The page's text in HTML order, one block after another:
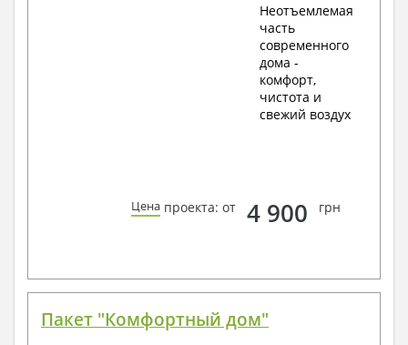
Неотъемлемая
часть
современного
дома -
комфорт,
чистота и
свежий воздух
Цена проекта: от 4 900 грн
Пакет "Комфортный дом"